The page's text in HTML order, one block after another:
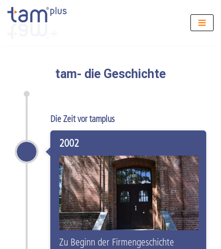
tam- die Geschichte
Die Zeit vor tamplus
2002
Zu Beginn der Firmengeschichte